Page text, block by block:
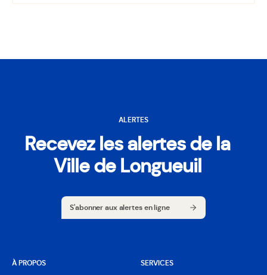
ALERTES
Recevez les alertes de la
Ville de Longueuil
S'abonner aux alertes en ligne
À PROPOS SERVICES